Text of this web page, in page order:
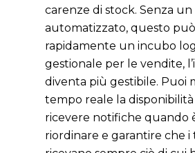
carenze di stock. Senza un
automatizzato, questo
rapidamente un incubo
gestionale per le vendite,
diventa più gestibile. Puoi
tempo reale la
ricevere notifiche quando
riordinare e garantire che i